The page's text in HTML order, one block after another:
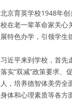
北京育英学校1948年
校在老一辈革命家关心
展特色办学，引领学生
习近平来到学校，首先
落实“双减”政策要求、
人，培养德智体美劳全
身体和心理素质等各方